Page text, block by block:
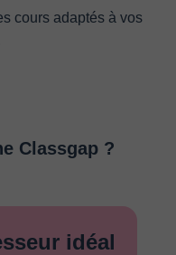
cours adaptés à vos
Classgap ?
idéal